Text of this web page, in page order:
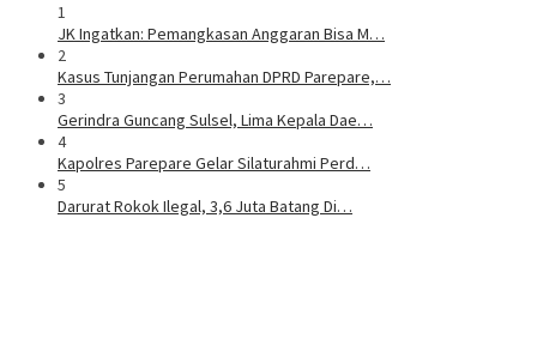
1
JK Ingatkan: Pemangkasan Anggaran Bisa M…
2
Kasus Tunjangan Perumahan DPRD Parepare,…
3
Gerindra Guncang Sulsel, Lima Kepala Dae…
4
Kapolres Parepare Gelar Silaturahmi Perd…
5
Darurat Rokok Ilegal, 3,6 Juta Batang Di…